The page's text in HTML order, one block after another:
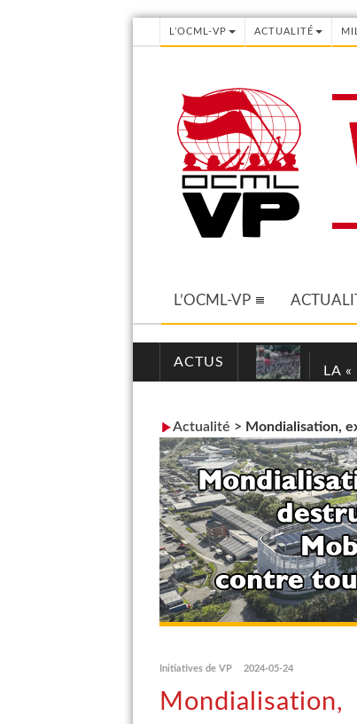
L’OCML-VP ACTUALITÉ
L’OCML-VP
ACTUS
LA
Actualité > Mondialisation,
Initiatives de VP 2024-05-24